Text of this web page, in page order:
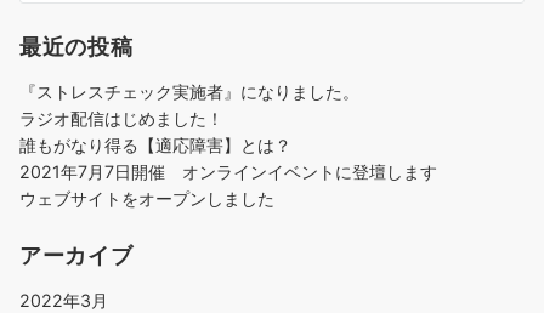
最近の投稿
『ストレスチェック実施者』になりました。
ラジオ配信はじめました！
誰もがなり得る【適応障害】とは？
2021年7月7日開催 オンラインイベントに登壇します
ウェブサイトをオープンしました
アーカイブ
2022年3月